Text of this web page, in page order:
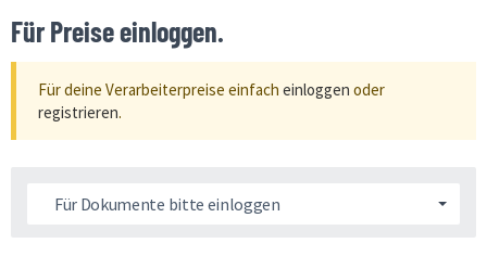
Für Preise einloggen.
Für deine Verarbeiterpreise einfach einloggen oder
registrieren.
Für Dokumente bitte einloggen